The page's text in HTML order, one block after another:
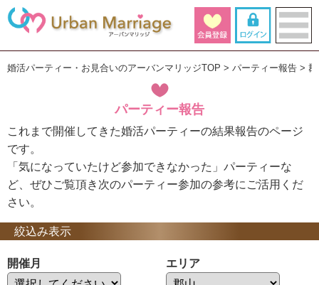
婚活パーティー・お見合いのアーバンマリッジTOP パーティー報告
パーティー報告
これまで開催してきた婚活パーティーの結果報告のページ
です。
「気になっていたけど参加できなかった」パーティーな
ど、ぜひご覧頂き次のパーティー参加の参考にご活用くだ
さい。
絞込み表示
開催月 エリア